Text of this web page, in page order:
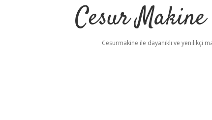
Cesur
Cesurmakine ile dayanıklı ve yenilikçi